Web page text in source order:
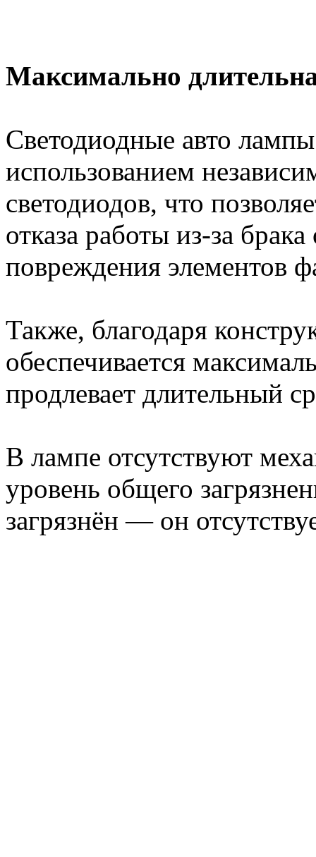
Максимально
Светодиодные авто
использованием
светодиодов, что
отказа работы из-за
повреждения элементов
Также, благодаря
обеспечивается
продлевает длительный
В лампе отсутствуют
уровень общего
загрязнён — он